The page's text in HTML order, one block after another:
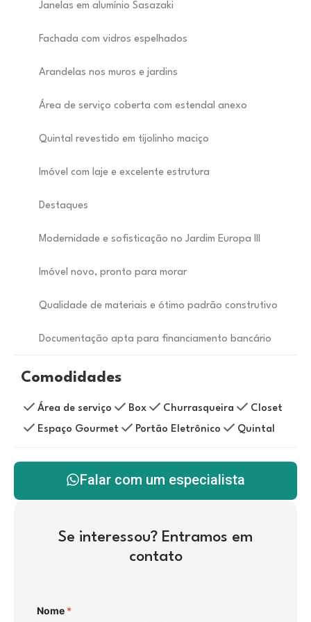
Janelas em alumínio Sasazaki
Fachada com vidros espelhados
Arandelas nos muros e jardins
Área de serviço coberta com estendal anexo
Quintal revestido em tijolinho maciço
Imóvel com laje e excelente estrutura
Destaques
Modernidade e sofisticação no Jardim Europa III
Imóvel novo, pronto para morar
Qualidade de materiais e ótimo padrão construtivo
Documentação apta para financiamento bancário
Comodidades
Área de serviço Box Churrasqueira
Closet
Espaço Gourmet
Portão Eletrônico Quintal
Falar com um especialista
Se interessou? Entramos em
contato
Nome *